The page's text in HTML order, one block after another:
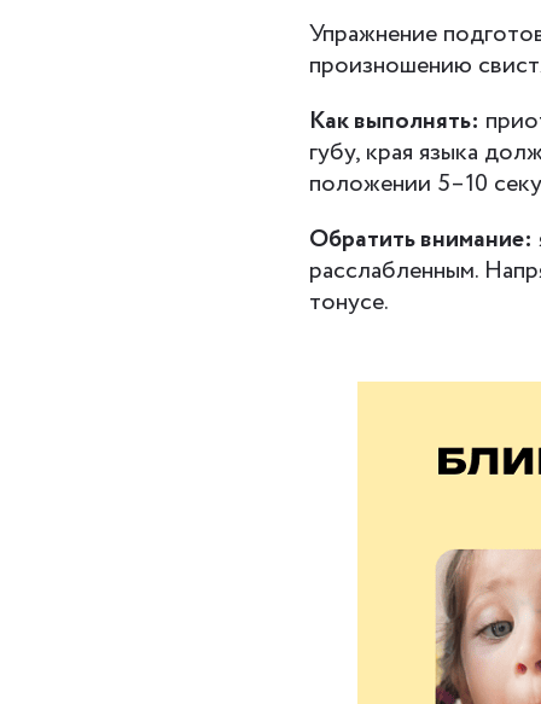
Упражнение
произношению
Как выполнять:
губу, края языка
положении 5–10
Обратить внимание:
расслабленным.
тонусе.